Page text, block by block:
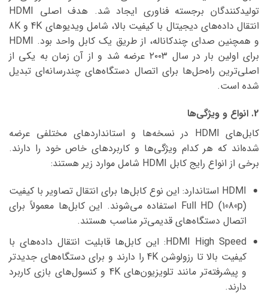
تولیدکنندگان برجسته فناوری ایجاد شد. هدف اصلی HDMI
انتقال داده‌های دیجیتال با کیفیت بالا، شامل ویدیوهای 4K و 8K
و همچنین صدای چندکاناله، از طریق یک کابل واحد بود. HDMI
برای اولین بار در سال ۲۰۰۳ عرضه شد و از آن زمان به یکی از
اصلی‌ترین راه‌حل‌ها برای اتصال دستگاه‌های چندرسانه‌ای تبدیل
شده است.
2. انواع و ویژگی‌ها
کابل‌های HDMI در نسخه‌ها و استانداردهای مختلفی عرضه
شده‌اند که هر کدام ویژگی‌ها و کاربردهای خاص خود را دارند.
برخی از انواع رایج کابل HDMI شامل موارد زیر هستند:
HDMI استاندارد: این نوع کابل‌ها برای انتقال تصاویر با کیفیت
Full HD (1080p) استفاده می‌شوند. این کابل‌ها معمولاً برای
اتصال دستگاه‌های قدیمی‌تر مناسب هستند.
HDMI High Speed: این کابل‌ها قابلیت انتقال داده‌های با
کیفیت بالا تا رزولوشن 4K را دارند و برای دستگاه‌های جدیدتر
و پیشرفته‌تر مانند تلویزیون‌های 4K و کنسول‌های بازی کاربرد
دارند.